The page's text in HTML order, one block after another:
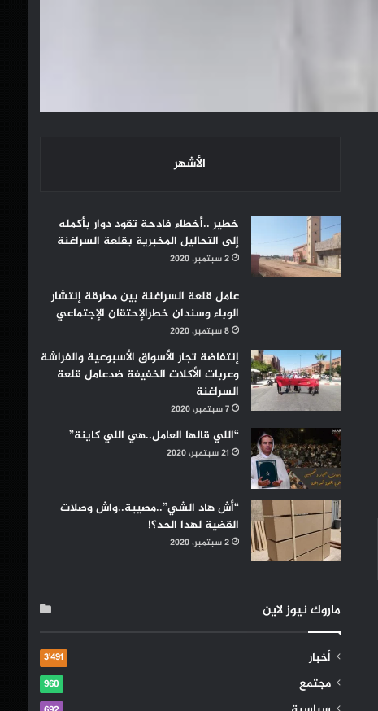
الأشهر
خطير ..أخطاء فادحة تقود دوار بأكمله
إلى التحاليل المخبرية بقلعة السراغنة
2 سبتمبر، 2020
عامل قلعة السراغنة بين مطرقة إنتشار
الوباء وسندان خطرالإحتقان الإجتماعي
8 سبتمبر، 2020
إنتفاضة تجار الأسواق الأسبوعية والفراشة
وعربات الأكلات الخفيفة ضدعامل قلعة
السراغنة
7 سبتمبر، 2020
“اللي قالها العامل..هي اللي كاينة”
21 سبتمبر، 2020
“أش هاد الشي”..مصيبة..واش وصلات
القضية لهدا الحد؟!
2 سبتمبر، 2020
ماروك نيوز لاين
أخبار 3٬491
مجتمع 960